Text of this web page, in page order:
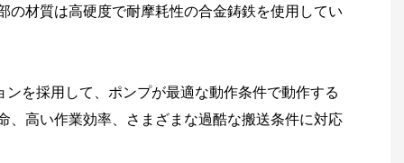
の材質は高硬度で耐摩耗性の合金鋳鉄を使用してい
を採用して、ポンプが最適な動作条件で動作する
、高い作業効率、さまざまな過酷な搬送条件に対応